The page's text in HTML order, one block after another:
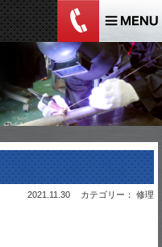
2021.11.30 カテゴリー： 修理